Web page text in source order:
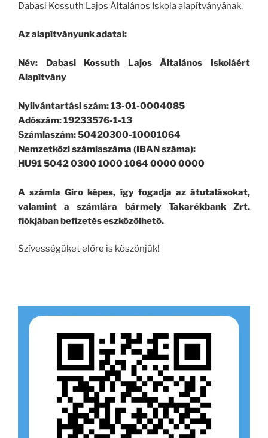
Dabasi Kossuth Lajos Általános Iskola alapítványának.
Az alapítványunk adatai:
Név: Dabasi Kossuth Lajos Általános Iskoláért
Alapítvány
Nyilvántartási szám: 13-01-0004085
Adószám: 19233576-1-13
Számlaszám: 50420300-10001064
Nemzetközi számlaszáma (IBAN száma):
HU91 5042 0300 1000 1064 0000 0000
A számla Giro képes, így fogadja az átutalásokat,
valamint a számlára bármely Takarékbank Zrt.
fiókjában befizetés eszközölhető.
Szívességüket előre is köszönjük!